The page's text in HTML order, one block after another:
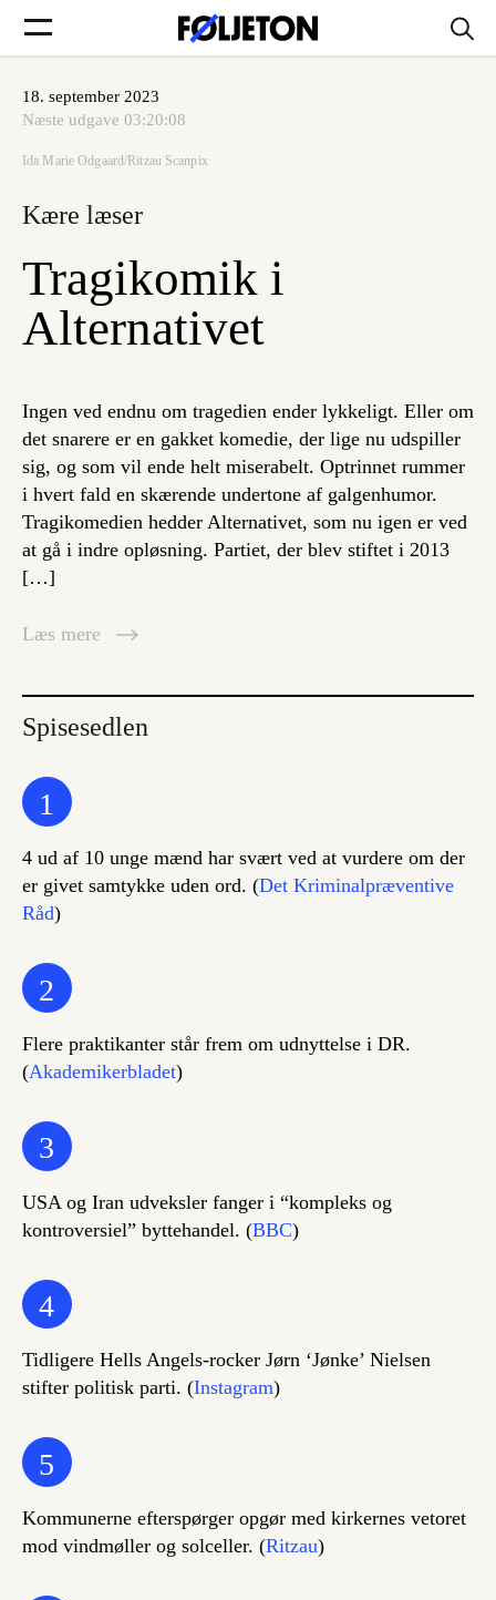
Forsider
Søg
Log ind
18. september 2023
Næste udgave 03:20:08
Ida Marie Odgaard/Ritzau Scanpix
Kære læser
Tragikomik i
Alternativet
Ingen ved endnu om tragedien ender lykkeligt. Eller om
det snarere er en gakket komedie, der lige nu udspiller
sig, og som vil ende helt miserabelt. Optrinnet rummer
i hvert fald en skærende undertone af galgenhumor.
Tragikomedien hedder Alternativet, som nu igen er ved
at gå i indre opløsning. Partiet, der blev stiftet i 2013
[…]
Læs mere
Spisesedlen
1
4 ud af 10 unge mænd har svært ved at vurdere om der
er givet samtykke uden ord. (Det Kriminalpræventive
Råd)
2
Flere praktikanter står frem om udnyttelse i DR.
(Akademikerbladet)
3
USA og Iran udveksler fanger i “kompleks og
kontroversiel” byttehandel. (BBC)
4
Tidligere Hells Angels-rocker Jørn ‘Jønke’ Nielsen
stifter politisk parti. (Instagram)
5
Kommunerne efterspørger opgør med kirkernes vetoret
mod vindmøller og solceller. (Ritzau)